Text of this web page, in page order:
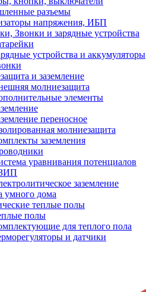
разъемы
напряжения, ИБП
Звонки и зарядные устройства
устройства и аккумуляторы
и заземление
молниезащита
элементы
переносное
молниезащита
заземления
уравнивания потенциалов
заземление
умного дома
теплые полы
полы
для теплого пола
и датчики